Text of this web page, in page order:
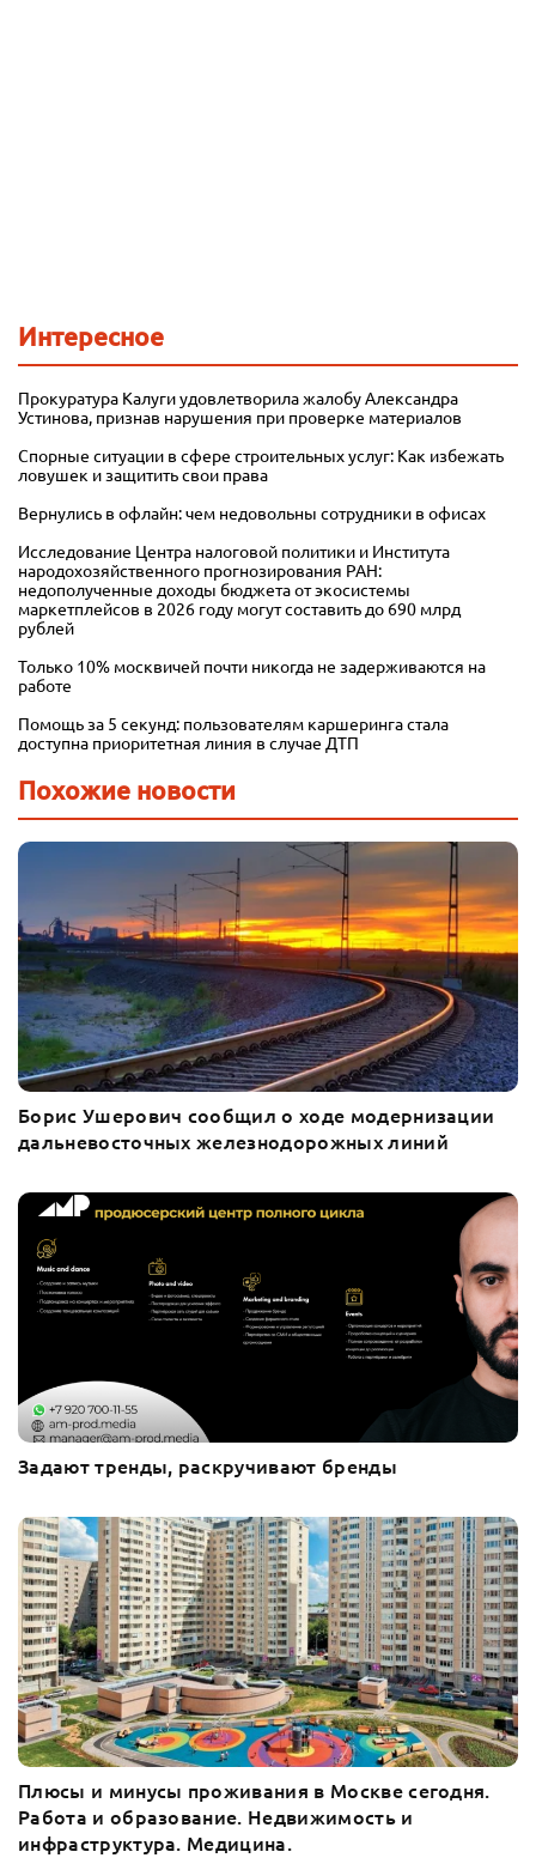
Интересное
Прокуратура Калуги удовлетворила жалобу Александра
Устинова, признав нарушения при проверке материалов
Спорные ситуации в сфере строительных услуг: Как избежать
ловушек и защитить свои права
Вернулись в офлайн: чем недовольны сотрудники в офисах
Исследование Центра налоговой политики и Института
народохозяйственного прогнозирования РАН:
недополученные доходы бюджета от экосистемы
маркетплейсов в 2026 году могут составить до 690 млрд
рублей
Только 10% москвичей почти никогда не задерживаются на
работе
Помощь за 5 секунд: пользователям каршеринга стала
доступна приоритетная линия в случае ДТП
Похожие новости
Борис Ушерович сообщил о ходе модернизации
дальневосточных железнодорожных линий
Задают тренды, раскручивают бренды
Плюсы и минусы проживания в Москве сегодня.
Работа и образование. Недвижимость и
инфраструктура. Медицина.